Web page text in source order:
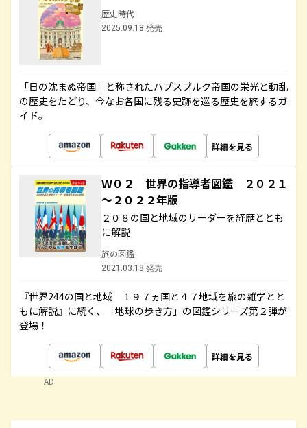
歴史時代
2025.09.18 発売
「日の沈まぬ帝国」と称されたハプスブルク帝国の栄光と動乱
の歴史をたどり、今なお各国に残る史跡を巡る歴史を旅するガ
イド。
詳細を見る
Ｗ０２ 世界の指導者図鑑 ２０２１
～２０２２年版
２０８の国と地域のリーダーを経歴ととも
に解説
旅の図鑑
2021.03.18 発売
『世界244の国と地域 １９７ヵ国と４７地域を旅の雑学とと
もに解説』に続く、「地球の歩き方」の図鑑シリーズ第２弾が
登場！
詳細を見る
AD